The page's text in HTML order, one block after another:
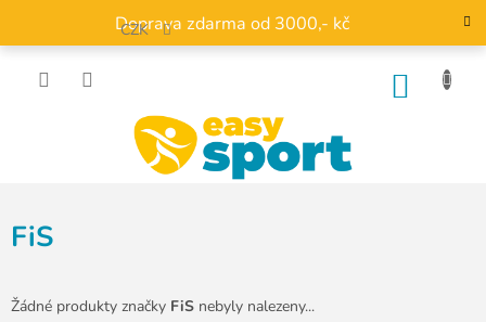
obsah
Doprava zdarma od 3000,- kč
CZK
FiS
Žádné produkty značky FiS nebyly nalezeny...